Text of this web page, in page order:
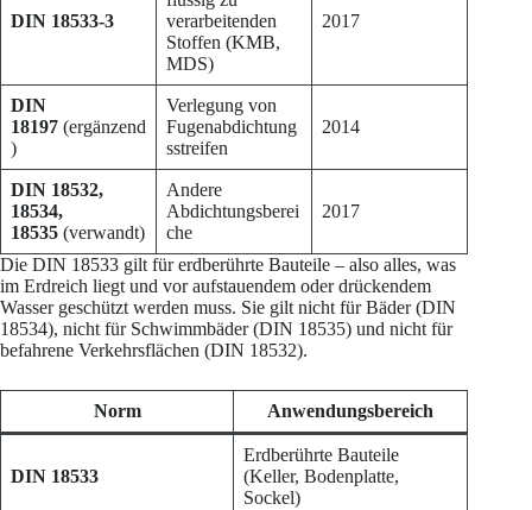
DIN 18533-3
verarbeitenden
Stoffen (KMB,
MDS)
2017
DIN
18197 (ergänzend
)
Verlegung von
Fugenabdichtung
sstreifen
2014
DIN 18532,
18534,
18535 (verwandt)
Andere
Abdichtungsberei
che
2017
Die DIN 18533 gilt für erdberührte Bauteile – also alles, was
im Erdreich liegt und vor aufstauendem oder drückendem
Wasser geschützt werden muss. Sie gilt nicht für Bäder (DIN
18534), nicht für Schwimmbäder (DIN 18535) und nicht für
befahrene Verkehrsflächen (DIN 18532).
Norm Anwendungsbereich
DIN 18533
Erdberührte Bauteile
(Keller, Bodenplatte,
Sockel)